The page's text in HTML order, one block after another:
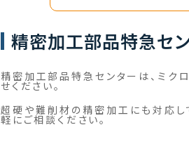
精密加工部品特急セ
精密加工部品特急センターは、ミ
せください。
超硬や難削材の精密加工にも対応し
軽にご相談ください。